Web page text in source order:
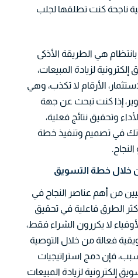
ناجحة كنت تطلقها لجلب
هي الطريقة الأذكى
لزيادة المبيعات،
الأرقام لا تكذب، وهي
إذا كنت تبحث عن جهة
وتحقيق نتائج فعلية،
في تصميم وتنفيذ خطة
من خلال خطة التسويق
من أهم عناصر النجاح في
الطرق فاعلية في تحقيق
لا يكررون الشراء فقط،
فعالة من خلال التوصية
فإن دمج استراتيجيات
إلكترونية لزيادة المبيعات